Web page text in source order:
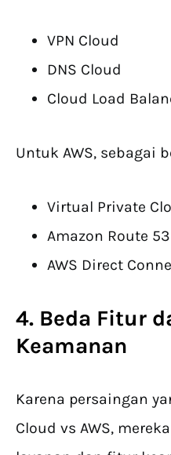
VPN Cloud
DNS Cloud
Cloud Load
Untuk AWS, sebagai
Virtual Private
Amazon Route 53
AWS Direct
4. Beda Fitur
Keamanan
Karena persaingan
Cloud vs AWS,